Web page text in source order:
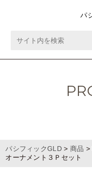
パ
パシフィックGLD> 商品 >
オーナメント３Ｐセット